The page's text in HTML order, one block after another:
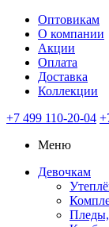
Оптовикам
О компании
Акции
Оплата
Доставка
Коллекции
+7 499 110-20-04
Меню
Девочкам
Пледы,